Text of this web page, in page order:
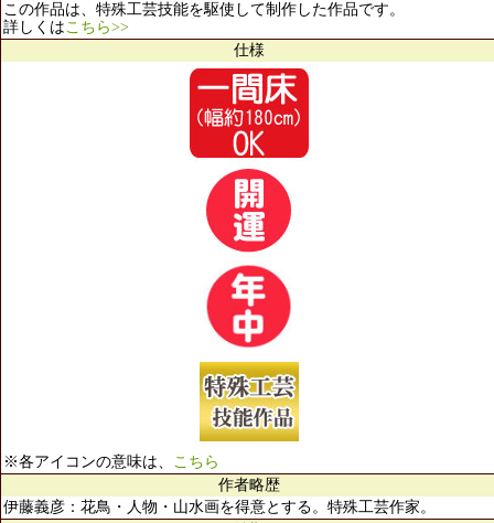
この作品は、特殊工芸技能を駆使して制作した作品です。
詳しくはこちら>>
仕様
※各アイコンの意味は、 こちら
作者略歴
伊藤義彦：花鳥・人物・山水画を得意とする。特殊工芸作家。